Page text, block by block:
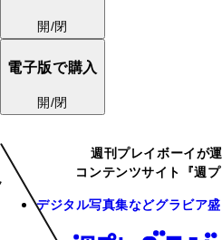
開/閉
電子版で購入
開/閉
週刊プレイボーイが
コンテンツサイト『週
デジタル写真集などグラビア